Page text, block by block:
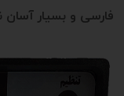
فارسی و بسیار آسان